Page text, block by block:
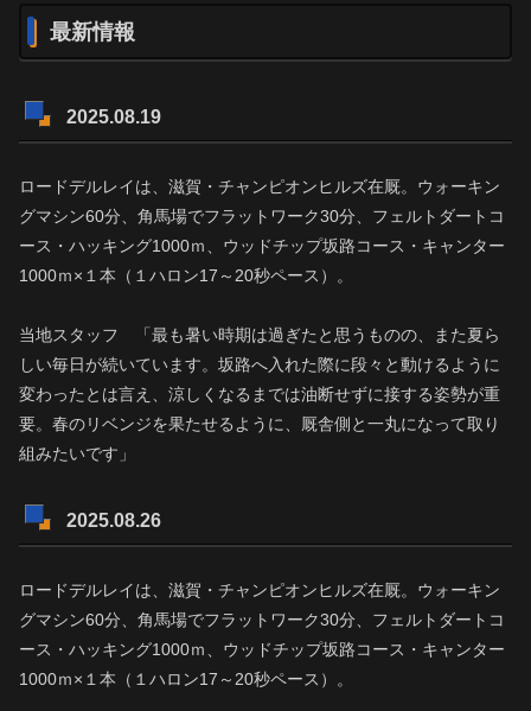
最新情報
2025.08.19
ロードデルレイは、滋賀・チャンピオンヒルズ在厩。ウォーキン
グマシン60分、角馬場でフラットワーク30分、フェルトダートコ
ース・ハッキング1000ｍ、ウッドチップ坂路コース・キャンター
1000ｍ×１本（１ハロン17～20秒ペース）。
当地スタッフ 「最も暑い時期は過ぎたと思うものの、また夏ら
しい毎日が続いています。坂路へ入れた際に段々と動けるように
変わったとは言え、涼しくなるまでは油断せずに接する姿勢が重
要。春のリベンジを果たせるように、厩舎側と一丸になって取り
組みたいです」
2025.08.26
ロードデルレイは、滋賀・チャンピオンヒルズ在厩。ウォーキン
グマシン60分、角馬場でフラットワーク30分、フェルトダートコ
ース・ハッキング1000ｍ、ウッドチップ坂路コース・キャンター
1000ｍ×１本（１ハロン17～20秒ペース）。